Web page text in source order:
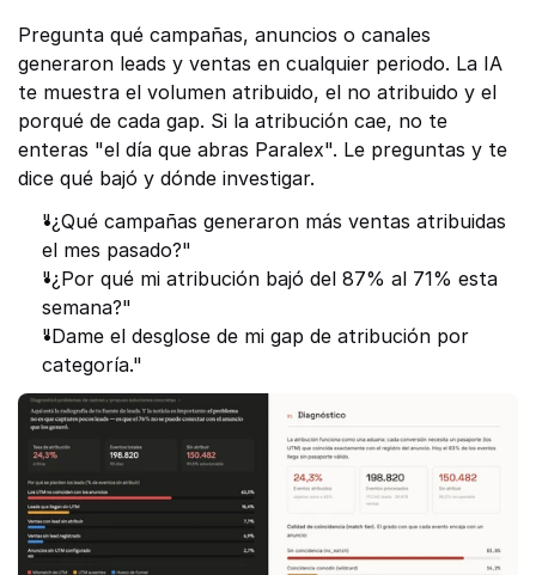
Pregunta qué campañas, anuncios o canales
generaron leads y ventas en cualquier periodo. La IA
te muestra el volumen atribuido, el no atribuido y el
porqué de cada gap. Si la atribución cae, no te
enteras "el día que abras Paralex". Le preguntas y te
dice qué bajó y dónde investigar.
"¿Qué campañas generaron más ventas atribuidas
el mes pasado?"
"¿Por qué mi atribución bajó del 87% al 71% esta
semana?"
"Dame el desglose de mi gap de atribución por
categoría."